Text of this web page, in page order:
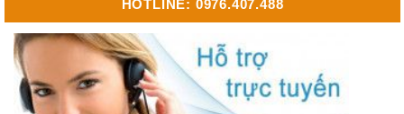
Cần mua đất diện …
Bán 700m2 đất 2 m…
Sắp triển khai dự…
HOTLINE: 0976.407.488